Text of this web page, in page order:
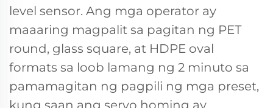
level sensor. Ang mga operator ay
maaaring magpalit sa pagitan ng PET
round, glass square, at HDPE oval
formats sa loob lamang ng 2 minuto sa
pamamagitan ng pagpili ng mga preset,
kung saan ang servo homing ay